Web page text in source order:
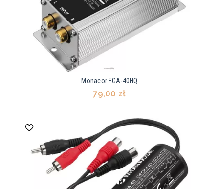
Monacor FGA-40HQ
79,00 zł